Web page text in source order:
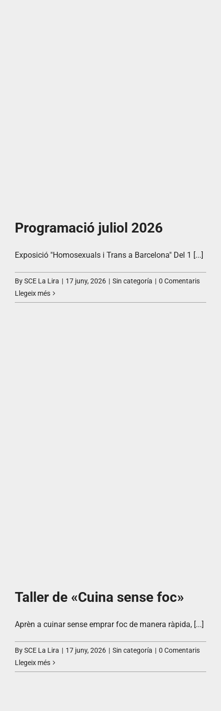
Programació juliol 2026
Exposició "Homosexuals i Trans a Barcelona" Del 1 [...]
BySCE La Lira | 17 juny, 2026 | Sin categoría | 0 Comentaris
Llegeix més
Taller de «Cuina sense foc»
Aprèn a cuinar sense emprar foc de manera ràpida, [...]
BySCE La Lira | 17 juny, 2026 | Sin categoría | 0 Comentaris
Llegeix més